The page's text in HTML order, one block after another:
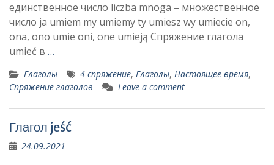
единственное число liczba mnoga – множественное
число ja umiem my umiemy ty umiesz wy umiecie on,
ona, ono umie oni, one umieją Спряжение глагола
umieć в …
Глаголы 4 спряжение, Глаголы, Настоящее время,
Спряжение глаголов
Leave a comment
Глагол jeść
24.09.2021